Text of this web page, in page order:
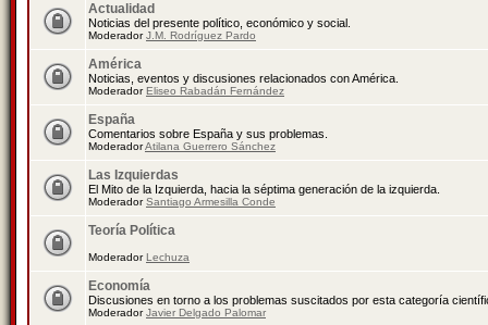
Actualidad
Noticias del presente político, económico y social.
ModeradorJ.M. Rodríguez Pardo
América
Noticias, eventos y discusiones relacionados con América.
ModeradorEliseo Rabadán Fernández
España
Comentarios sobre España y sus problemas.
ModeradorAtilana Guerrero Sánchez
Las Izquierdas
El Mito de la Izquierda, hacia la séptima generación de la izquierda.
ModeradorSantiago Armesilla Conde
Teoría Política
ModeradorLechuza
Economía
Discusiones en torno a los problemas suscitados por esta categoría
ModeradorJavier Delgado Palomar